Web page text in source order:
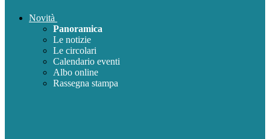
Novità
Panoramica
Le notizie
Le circolari
Calendario eventi
Albo online
Rassegna stampa